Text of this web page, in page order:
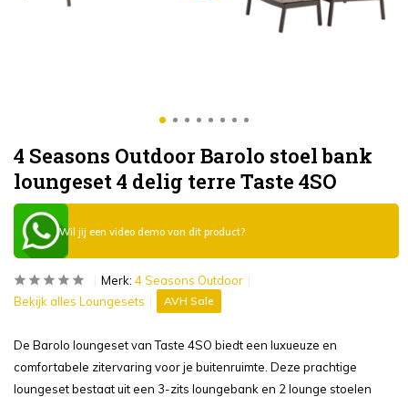
4 Seasons Outdoor Barolo stoel bank
loungeset 4 delig terre Taste 4SO
Wil jij een video demo van dit product?
Merk: 4 Seasons Outdoor
Bekijk alles Loungesets
AVH Sale
De Barolo loungeset van Taste 4SO biedt een luxueuze en
comfortabele zitervaring voor je buitenruimte. Deze prachtige
loungeset bestaat uit een 3-zits loungebank en 2 lounge stoelen